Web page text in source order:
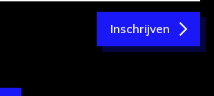
Inschrijven